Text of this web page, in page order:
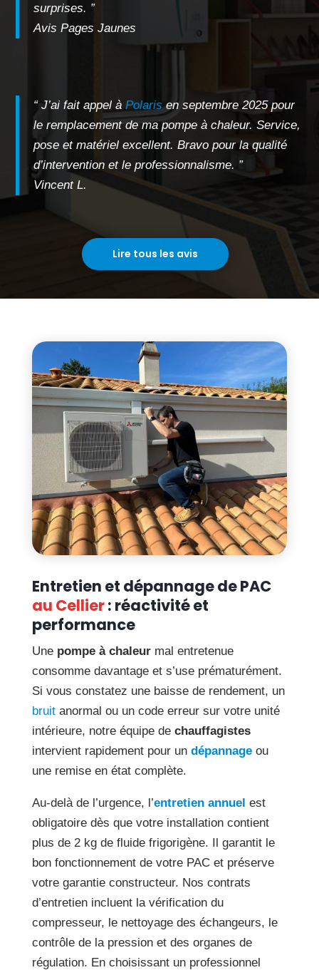
surprises. ”
Avis Pages Jaunes
“ J’ai fait appel àPolarisen septembre 2025 pour
le remplacement de ma pompe à chaleur. Service,
pose et matériel excellent. Bravo pour la qualité
d’intervention et le professionnalisme. ”
Vincent L.
Lire tous les avis
Entretien et dépannage de PAC
au Cellier: réactivité et
performance
Une pompe à chaleurmal entretenue
consomme davantage et s’use prématurément.
Si vous constatez une baisse de rendement, un
bruitanormal ou un code erreur sur votre unité
intérieure, notre équipe de chauffagistes
intervient rapidement pour un dépannageou
une remise en état complète.
Au-delà de l’urgence, l’entretien annuel est
obligatoire dès que votre installation contient
plus de 2 kg de fluide frigorigène. Il garantit le
bon fonctionnement de votre PAC et préserve
votre garantie constructeur. Nos contrats
d’entretien incluent la vérification du
compresseur, le nettoyage des échangeurs, le
contrôle de la pression et des organes de
régulation. En choisissant un professionnel